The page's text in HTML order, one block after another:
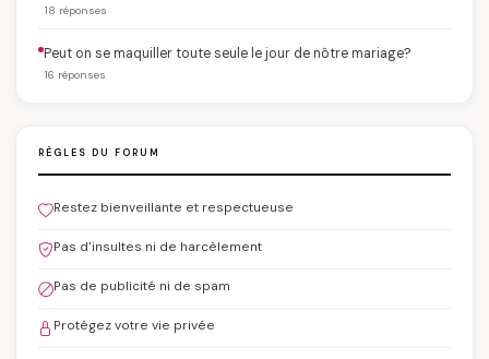
18 réponses
Peut on se maquiller toute seule le jour de nôtre mariage?
16 réponses
RÈGLES DU FORUM
Restez bienveillante et respectueuse
Pas d'insultes ni de harcèlement
Pas de publicité ni de spam
Protégez votre vie privée